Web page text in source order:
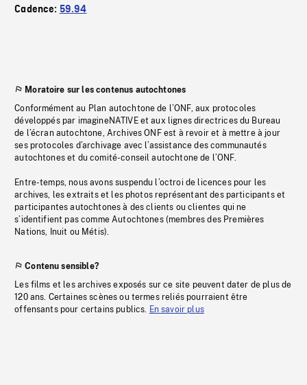
Cadence: 59.94
Moratoire sur les contenus autochtones
Conformément au Plan autochtone de l’ONF, aux protocoles
développés par imagineNATIVE et aux lignes directrices du Bureau
de l’écran autochtone, Archives ONF est à revoir et à mettre à jour
ses protocoles d’archivage avec l’assistance des communautés
autochtones et du comité-conseil autochtone de l’ONF.
Entre-temps, nous avons suspendu l’octroi de licences pour les
archives, les extraits et les photos représentant des participants et
participantes autochtones à des clients ou clientes qui ne
s’identifient pas comme Autochtones (membres des Premières
Nations, Inuit ou Métis).
Contenu sensible?
Les films et les archives exposés sur ce site peuvent dater de plus de
120 ans. Certaines scènes ou termes reliés pourraient être
offensants pour certains publics. En savoir plus